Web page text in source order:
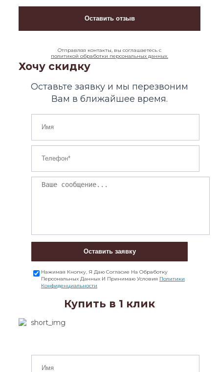
Отправляя контакты, вы соглашаетесь с
политикой обработки персональных данных.
Хочу скидку
Оставьте заявку и мы перезвоним
Вам в ближайшее время.
Оставить заявку
Нажимая Кнопку, Я Даю Согласие На Обработку
Персональных Данных И Принимаю Условия Политики
Конфиденциальности
Купить в 1 клик